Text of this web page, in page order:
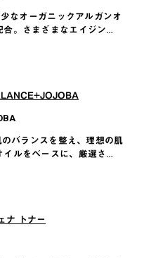
なオーガニックアルガンオ
合。さまざまなエイジン…
バランスを整え、理想の肌
イルをベースに、厳選さ…